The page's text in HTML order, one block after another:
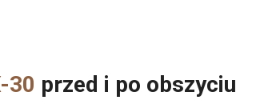
30 przed i po obszyciu